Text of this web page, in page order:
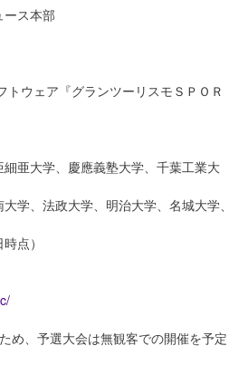
ス本部
ウェア『グランツーリスモＳＰＯＲ
亜大学、慶應義塾大学、千葉工業大
学、法政大学、明治大学、名城大学
点）
め、予選大会は無観客での開催を予